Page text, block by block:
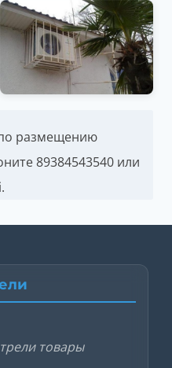
по размещению
89384543540 или
товары